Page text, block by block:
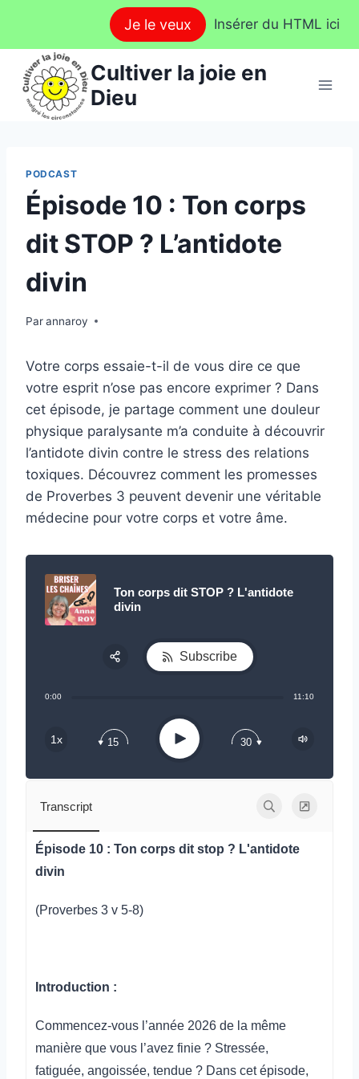
contenu
Je le veux Insérer du HTML ici
Cultiver la joie en
Dieu
PODCAST
Épisode 10 : Ton corps
dit STOP ? L’antidote
divin
Parannaroy
Votre corps essaie-t-il de vous dire ce que
votre esprit n’ose pas encore exprimer ? Dans
cet épisode, je partage comment une douleur
physique paralysante m’a conduite à découvrir
l’antidote divin contre le stress des relations
toxiques. Découvrez comment les promesses
de Proverbes 3 peuvent devenir une véritable
médecine pour votre corps et votre âme.
Ton corps dit STOP ? L'antidote
divin
0:00 11:10
1x 15 Play 30
Subscribe
Transcript
Épisode 10 : Ton corps dit stop ? L'antidote
divin
(Proverbes 3 v 5-8)
Introduction :
Commencez-vous l’année 2026 de la même
manière que vous l’avez finie ? Stressée,
fatiguée, angoissée, tendue ? Dans cet épisode,